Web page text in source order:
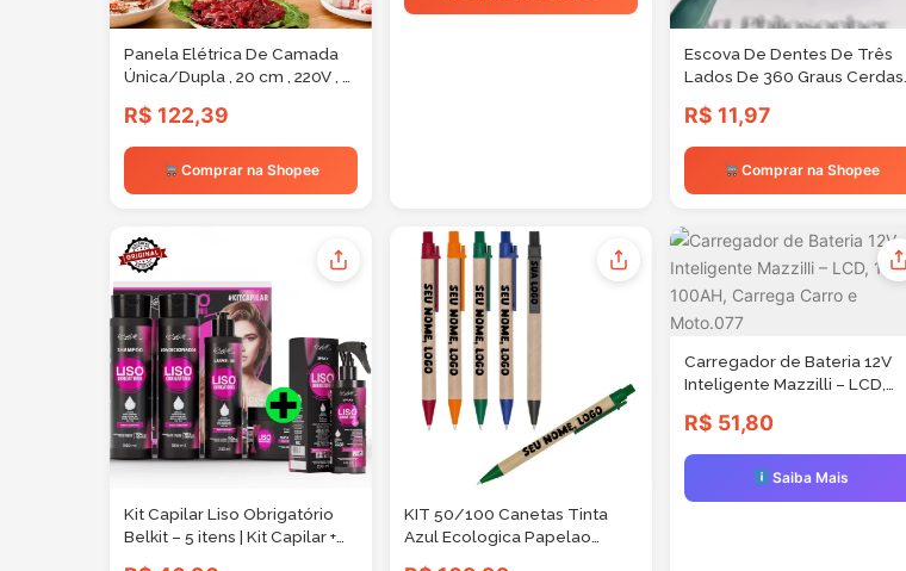
Panela Elétrica De Camada
Única/Dupla , 20 cm , 220V , 1-
Doméstica Quente De Arroz ,
Eletrodomé
R$ 122,39
Comprar na Shopee
Escova De Dentes De Três
Lados De 360 Graus Cerdas
Pacote com dois
R$ 11,97
Comprar na Shopee
Kit Capilar Liso Obrigatório
Belkit – 5 itens | Kit Capilar +
KIT 50/100 Canetas Tinta
Azul Ecologica Papelao
Carregador de Bateria 12V
Inteligente Mazzilli – LCD,
e Moto.077
R$ 51,80
Saiba Mais